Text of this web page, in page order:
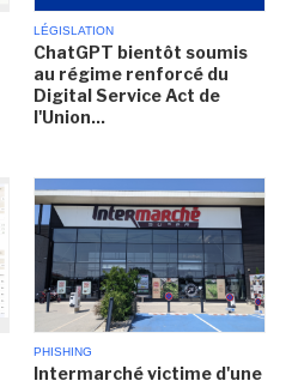
LÉGISLATION
ChatGPT bientôt soumis
au régime renforcé du
Digital Service Act de
l'Union...
PHISHING
Intermarché victime d'une